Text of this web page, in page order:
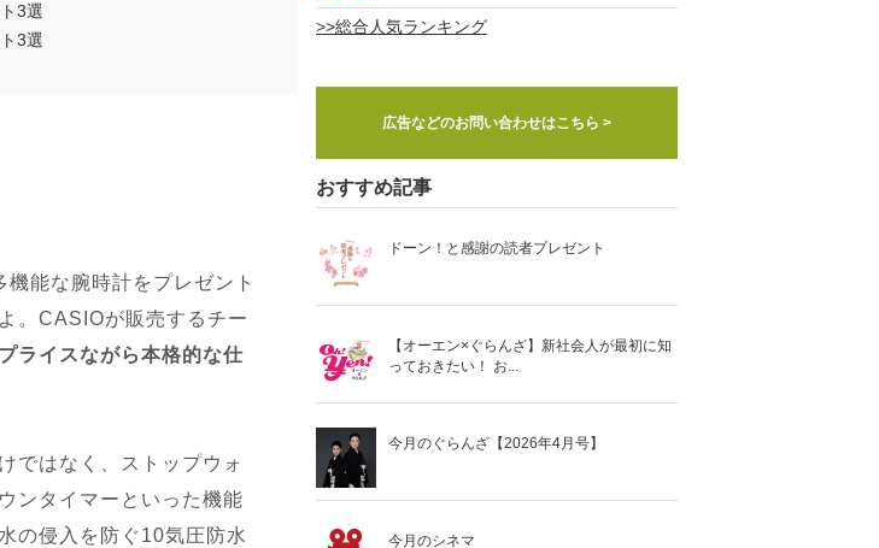
3選
3選
能な腕時計をプレゼント
。CASIOが販売するチー
ライスながら本格的な仕
ではなく、ストップウォ
ンタイマーといった機能
の侵入を防ぐ10気圧防水
>>総合人気ランキング
広告などのお問い合わせはこちら >
おすすめ記事
ドーン！と感謝の読者プレゼント
【オーエン×ぐらんざ】新社会人が最初に知
っておきたい！ お...
今月のぐらんざ【2026年4月号】
今月のシネマ